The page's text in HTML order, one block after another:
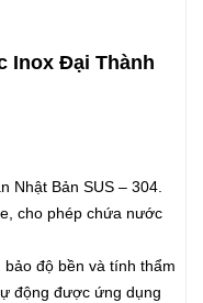
Inox Đại Thành
Nhật Bản SUS – 304.
cho phép chứa nước
độ bền và tính thẩm
động được ứng dụng